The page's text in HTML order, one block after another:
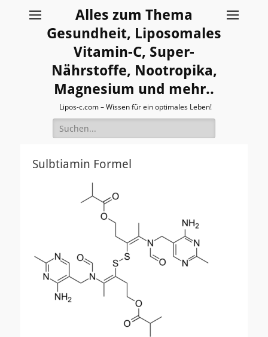
Alles zum Thema
Gesundheit, Liposomales
Vitamin-C, Super-
Nährstoffe, Nootropika,
Magnesium und mehr..
Lipos-c.com – Wissen für ein optimales Leben!
Suche
nach:
Sulbtiamin Formel